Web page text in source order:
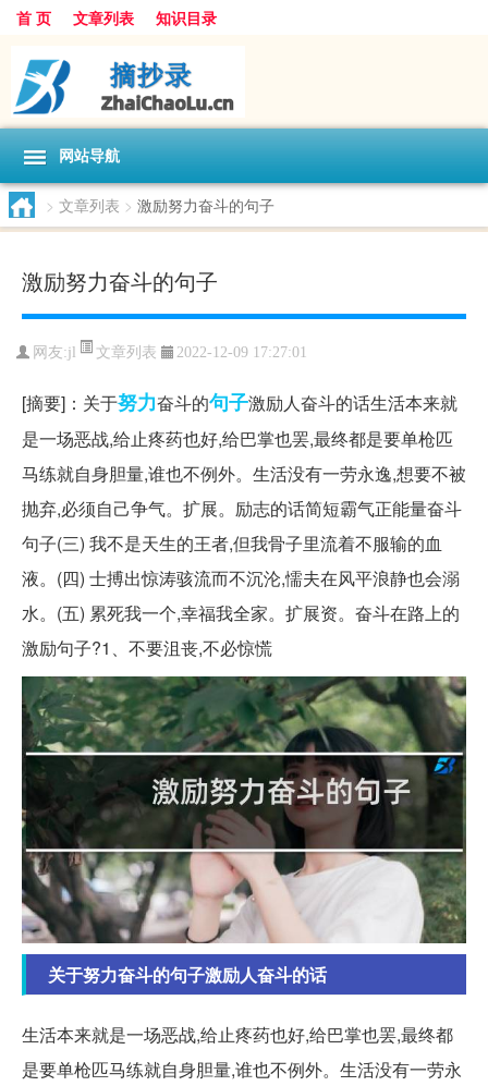
首 页 文章列表 知识目录
网站导航
> 文章列表 > 激励努力奋斗的句子
激励努力奋斗的句子
网友:jl 文章列表 2022-12-09 17:27:01
[摘要]：关于努力奋斗的句子激励人奋斗的话生活本来就
是一场恶战,给止疼药也好,给巴掌也罢,最终都是要单枪匹
马练就自身胆量,谁也不例外。生活没有一劳永逸,想要不被
抛弃,必须自己争气。扩展。励志的话简短霸气正能量奋斗
句子(三) 我不是天生的王者,但我骨子里流着不服输的血
液。(四) 士搏出惊涛骇流而不沉沦,懦夫在风平浪静也会溺
水。(五) 累死我一个,幸福我全家。扩展资。奋斗在路上的
激励句子?1、不要沮丧,不必惊慌
关于努力奋斗的句子激励人奋斗的话
生活本来就是一场恶战,给止疼药也好,给巴掌也罢,最终都
是要单枪匹马练就自身胆量,谁也不例外。生活没有一劳永